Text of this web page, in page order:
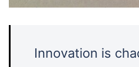
Innovation is